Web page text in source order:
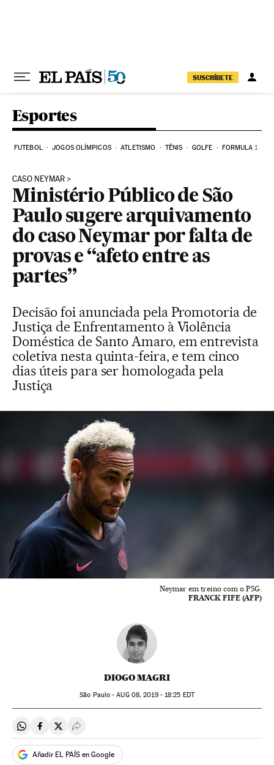
SUSCRÍBETE
Esportes
FUTEBOL JOGOS OLÍMPICOS ATLETISMO TÊNIS GOLFE FORMULA 1
CASO NEYMAR
Ministério Público de São
Paulo sugere arquivamento
do caso Neymar por falta de
provas e “afeto entre as
partes”
Decisão foi anunciada pela Promotoria de
Justiça de Enfrentamento à Violência
Doméstica de Santo Amaro, em entrevista
coletiva nesta quinta-feira, e tem cinco
dias úteis para ser homologada pela
Justiça
Neymar em treino com o PSG.
FRANCK FIFE (AFP)
DIOGO MAGRI
São Paulo -AUG08, 2019 - 18:25 EDT
Compartir en Whatsapp
Compartir en Facebook
Compartir en Twitter
Desplegar Redes Sociales
Añadir EL PAÍS en Google